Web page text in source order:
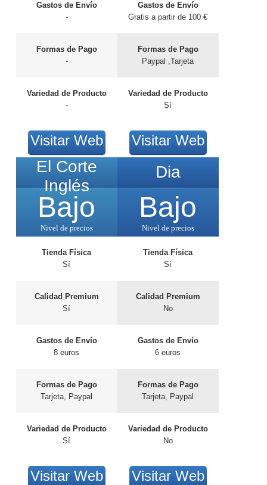
Gastos de Envío
-
Formas de Pago
-
Variedad de Producto
-
Visitar Web
Gastos de Envío
Gratis a partir de 100 €
Formas de Pago
Paypal ,Tarjeta
Variedad de Producto
Sí
Visitar Web
El Corte
Inglés
Bajo
Nivel de precios
Tienda Física
Sí
Calidad Premium
Sí
Gastos de Envío
8 euros
Formas de Pago
Tarjeta, Paypal
Variedad de Producto
Sí
Visitar Web
Dia
Bajo
Nivel de precios
Tienda Física
Sí
Calidad Premium
No
Gastos de Envío
6 euros
Formas de Pago
Tarjeta, Paypal
Variedad de Producto
No
Visitar Web